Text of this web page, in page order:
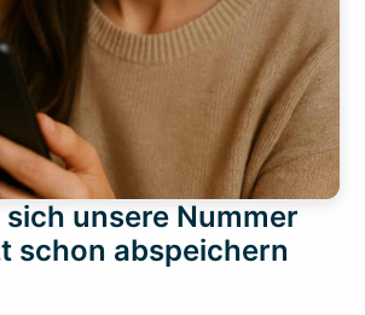
sich unsere Nummer
schon abspeichern